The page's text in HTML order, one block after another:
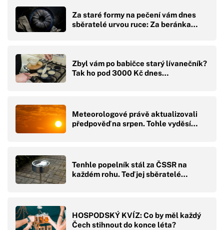
Za staré formy na pečení vám dnes
sběratelé urvou ruce: Za beránka…
Zbyl vám po babičce starý lívanečník?
Tak ho pod 3000 Kč dnes…
Meteorologové právě aktualizovali
předpověď na srpen. Tohle vyděsí…
Tenhle popelník stál za ČSSR na
každém rohu. Teď jej sběratelé…
HOSPODSKÝ KVÍZ: Co by měl každý
Čech stihnout do konce léta?